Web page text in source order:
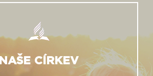
NAŠE CÍRKEV